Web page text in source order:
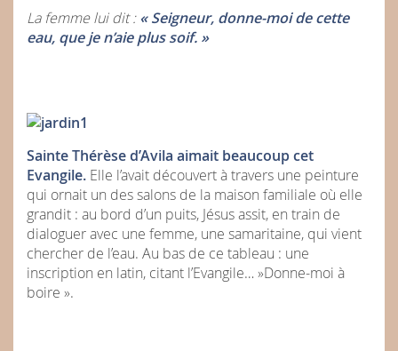
La femme lui dit :« Seigneur, donne-moi de cette
eau, que je n’aie plus soif. »
Sainte Thérèse d’Avila aimait beaucoup cet
Evangile. Elle l’avait découvert à travers une peinture
qui ornait un des salons de la maison familiale où elle
grandit : au bord d’un puits, Jésus assit, en train de
dialoguer avec une femme, une samaritaine, qui vient
chercher de l’eau. Au bas de ce tableau : une
inscription en latin, citant l’Evangile… »Donne-moi à
boire ».